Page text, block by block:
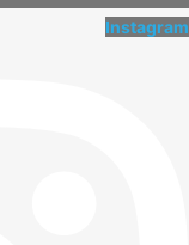
Instagram